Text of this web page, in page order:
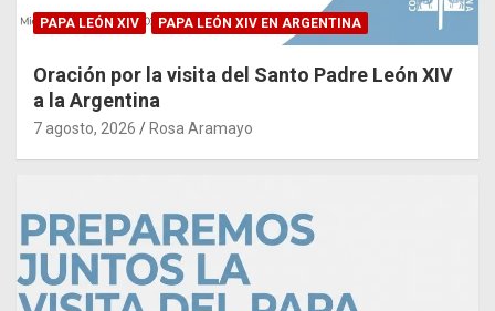
PAPA LEÓN XIV PAPA LEÓN XIV EN ARGENTINA
Oración por la visita del Santo Padre León XIV
a la Argentina
7 agosto, 2026 Rosa Aramayo